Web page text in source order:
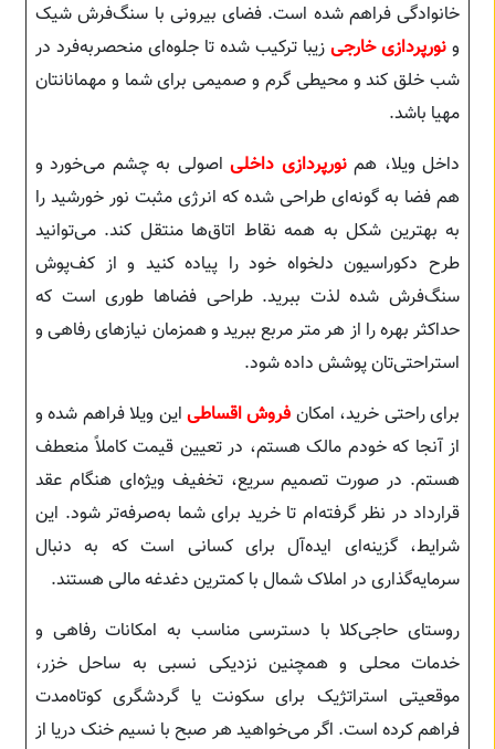
خانوادگی فراهم شده است. فضای بیرونی با سنگ‌فرش شیک
و نورپردازی خارجی زیبا ترکیب شده تا جلوه‌ای منحصربه‌فرد در
شب خلق کند و محیطی گرم و صمیمی برای شما و مهمانانتان
مهیا باشد.
داخل ویلا، همنورپردازی داخلیاصولی به چشم می‌خورد و
هم فضا به گونه‌ای طراحی شده که انرژی مثبت نور خورشید را
به بهترین شکل به همه نقاط اتاق‌ها منتقل کند. می‌توانید
طرح دکوراسیون دلخواه خود را پیاده کنید و از کف‌پوش
سنگ‌فرش شده لذت ببرید. طراحی فضاها طوری است که
حداکثر بهره را از هر متر مربع ببرید و همزمان نیازهای رفاهی و
استراحتی‌تان پوشش داده شود.
برای راحتی خرید، امکان فروش اقساطی این ویلا فراهم شده و
از آنجا که خودم مالک هستم، در تعیین قیمت کاملاً منعطف
هستم. در صورت تصمیم سریع، تخفیف ویژه‌ای هنگام عقد
قرارداد در نظر گرفته‌ام تا خرید برای شما به‌صرفه‌تر شود. این
شرایط، گزینه‌ای ایده‌آل برای کسانی است که به دنبال
سرمایه‌گذاری در املاک شمال با کمترین دغدغه مالی هستند.
روستای حاجی‌کلا با دسترسی مناسب به امکانات رفاهی و
خدمات محلی و همچنین نزدیکی نسبی به ساحل خزر،
موقعیتی استراتژیک برای سکونت یا گردشگری کوتاه‌مدت
فراهم کرده است. اگر می‌خواهید هر صبح با نسیم خنک دریا از